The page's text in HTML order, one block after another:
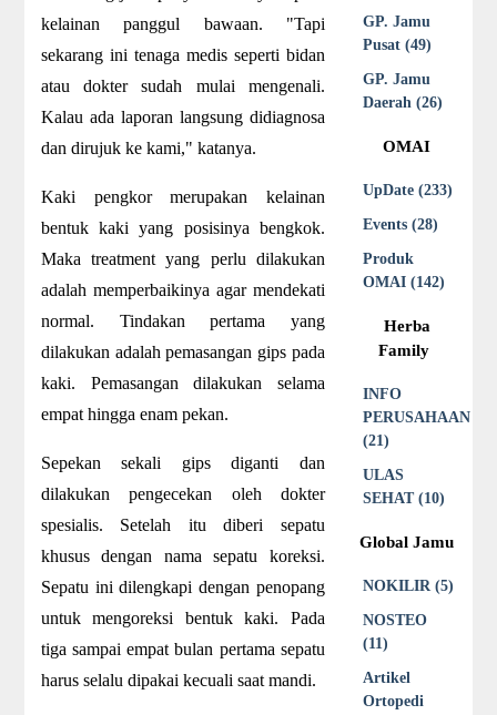
kelainan panggul bawaan. "Tapi
sekarang ini tenaga medis seperti bidan
atau dokter sudah mulai mengenali.
Kalau ada laporan langsung didiagnosa
dan dirujuk ke kami," katanya.
Kaki pengkor merupakan kelainan
bentuk kaki yang posisinya bengkok.
Maka treatment yang perlu dilakukan
adalah memperbaikinya agar mendekati
normal. Tindakan pertama yang
dilakukan adalah pemasangan gips pada
kaki. Pemasangan dilakukan selama
empat hingga enam pekan.
Sepekan sekali gips diganti dan
dilakukan pengecekan oleh dokter
spesialis. Setelah itu diberi sepatu
khusus dengan nama sepatu koreksi.
Sepatu ini dilengkapi dengan penopang
untuk mengoreksi bentuk kaki. Pada
tiga sampai empat bulan pertama sepatu
harus selalu dipakai kecuali saat mandi.
GP. Jamu
Pusat (49)
GP. Jamu
Daerah (26)
OMAI
UpDate (233)
Events (28)
Produk
OMAI (142)
Herba
Family
INFO
PERUSAHAAN
(21)
ULAS
SEHAT (10)
Global Jamu
NOKILIR (5)
NOSTEO
(11)
Artikel
Ortopedi